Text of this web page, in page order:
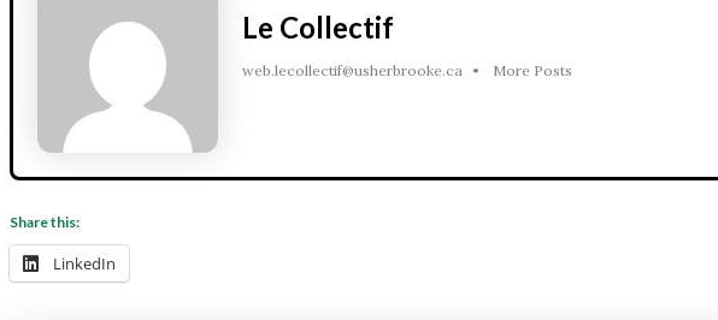
Le Collectif
web.lecollectif@usherbrooke.ca • More Posts
Share this:
LinkedIn